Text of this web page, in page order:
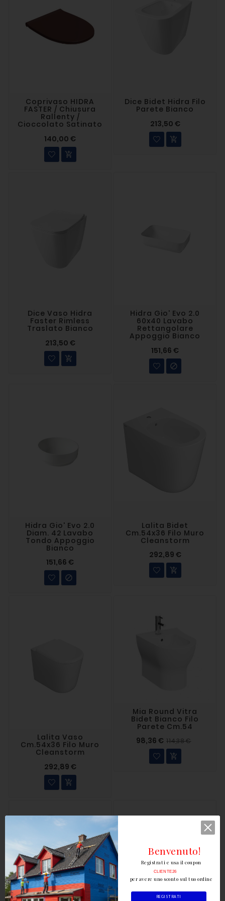
Coprivaso HIDRA
FASTER / Chiusura
Rallenty /
Cioccolato Satinato
140,00 €

Dice Bidet Hidra Filo
Parete Bianco
213,50 €

Dice Vaso Hidra
Faster Rimless
Traslato Bianco
213,50 €

Hidra Gio' Evo 2.0
60x40 Lavabo
Rettangolare
Appoggio Bianco
151,66 €

Hidra Gio' Evo 2.0
Diam. 42 Lavabo
Tondo Appoggio
Bianco
151,66 €

Lalita Bidet
Cm.54x36 Filo Muro
Cleanstorm
292,89 €

Lalita Vaso
Cm.54x36 Filo Muro
Cleanstorm
292,89 €

Mia Round Vitra
Bidet Bianco Filo
Parete Cm.54
98,36 € 114,38 €

REGISTRATI
Registrati e usa il coupon
per avere uno sconto sul tuo ordine
CLIENTE26
Benvenuto!